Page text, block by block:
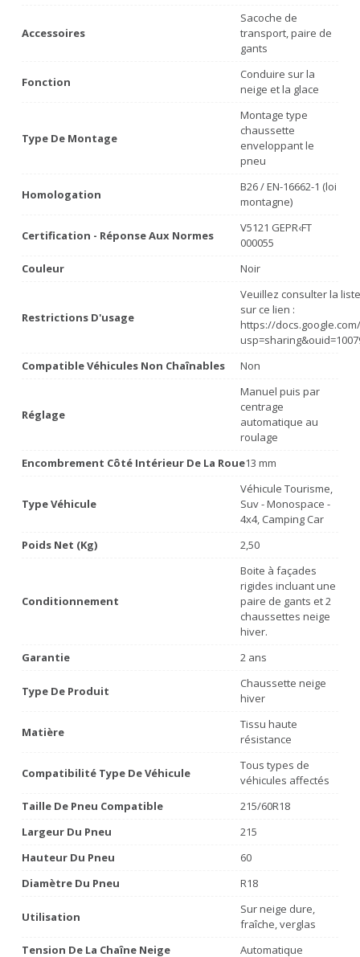
Accessoires
Sacoche de
transport, paire de
gants
Fonction
Conduire sur la
neige et la glace
Type De Montage
Montage type
chaussette
enveloppant le
pneu
Homologation
B26 / EN-16662-1 (loi
montagne)
Certification - Réponse Aux Normes
V5121 GEPR‹FT
000055
Couleur
Noir
Restrictions D'usage
Veuillez consulter la
sur ce lien :
https://
Compatible Véhicules Non Chaînables
Non
Réglage
Manuel puis par
centrage
automatique au
roulage
Encombrement Côté Intérieur De La Roue13 mm
Type Véhicule
Véhicule Tourisme,
Suv - Monospace -
4x4, Camping Car
Poids Net (Kg)
2,50
Conditionnement
Boite à façades
rigides incluant une
paire de gants et 2
chaussettes neige
hiver.
Garantie
2 ans
Type De Produit
Chaussette neige
hiver
Matière
Tissu haute
résistance
Compatibilité Type De Véhicule
Tous types de
véhicules affectés
Taille De Pneu Compatible
215/60R18
Largeur Du Pneu
215
Hauteur Du Pneu
60
Diamètre Du Pneu
R18
Utilisation
Sur neige dure,
fraîche, verglas
Tension De La Chaîne Neige
Automatique